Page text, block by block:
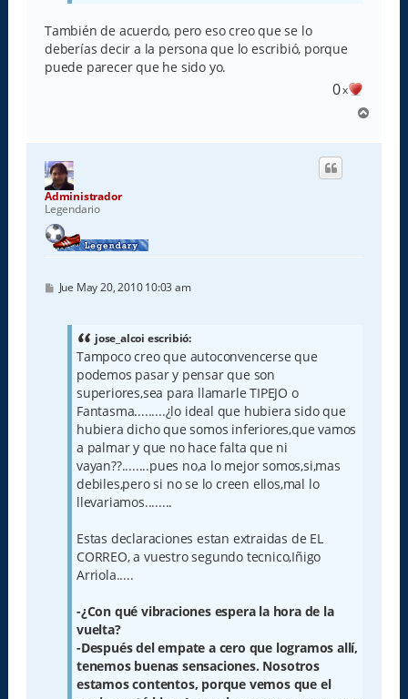
También de acuerdo, pero eso creo que se lo
deberías decir a la persona que lo escribió, porque
puede parecer que he sido yo.
0x
r
Administrador
Legendario
M
Jue May 20, 2010 10:03 am
jose_alcoi escribió:
Tampoco creo que autoconvencerse que
podemos pasar y pensar que son
superiores,sea para llamarle TIPEJO o
Fantasma.........¿lo ideal que hubiera sido que
hubiera dicho que somos inferiores,que vamos
a palmar y que no hace falta que ni
vayan??........pues no,a lo mejor somos,si,mas
debiles,pero si no se lo creen ellos,mal lo
llevariamos........
Estas declaraciones estan extraidas de EL
CORREO, a vuestro segundo tecnico,Iñigo
Arriola.....
-¿Con qué vibraciones espera la hora de la
vuelta?
-Después del empate a cero que logramos allí,
tenemos buenas sensaciones. Nosotros
estamos contentos, porque vemos que el